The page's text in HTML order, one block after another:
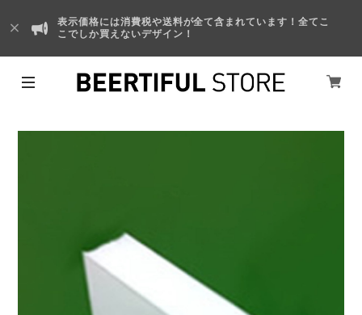
表示価格には消費税や送料が全て含まれています！全てこ
こでしか買えないデザイン！